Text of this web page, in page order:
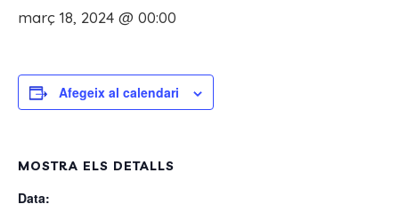
març 18, 2024 @ 00:00
Afegeix al calendari
MOSTRA ELS DETALLS
Data: